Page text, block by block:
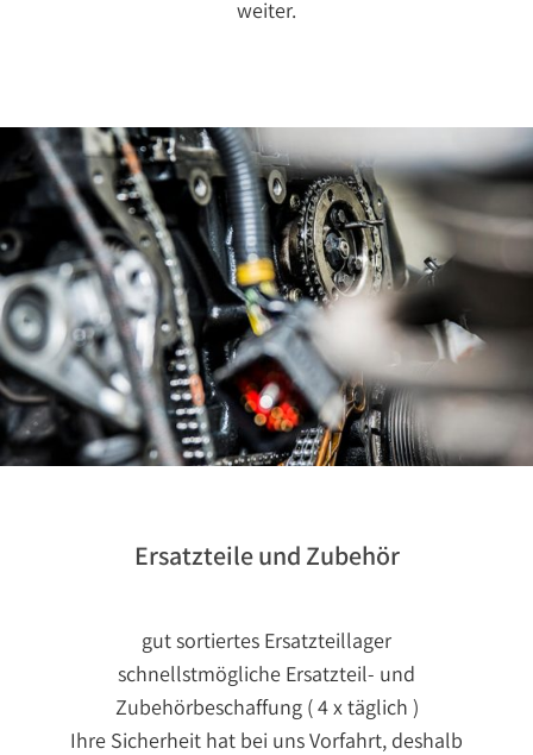
weiter.
Ersatzteile und Zubehör
gut sortiertes Ersatzteillager
schnellstmögliche Ersatzteil- und
Zubehörbeschaffung ( 4 x täglich )
Ihre Sicherheit hat bei uns Vorfahrt, deshalb